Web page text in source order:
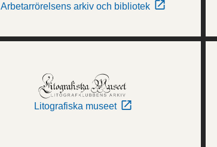
Arbetarrörelsens arkiv och bibliotek
Litografiska museet